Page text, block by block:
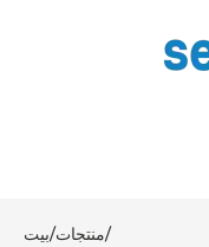
بيت/منتجات/